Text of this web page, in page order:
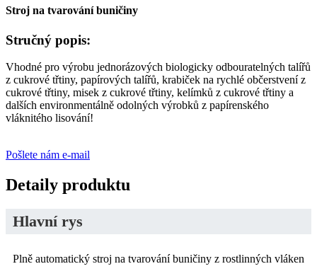
Stroj na tvarování buničiny
Stručný popis:
Vhodné pro výrobu jednorázových biologicky odbouratelných talířů
z cukrové třtiny, papírových talířů, krabiček na rychlé občerstvení z
cukrové třtiny, misek z cukrové třtiny, kelímků z cukrové třtiny a
dalších environmentálně odolných výrobků z papírenského
vláknitého lisování!
Pošlete nám e-mail
Detaily produktu
Hlavní rys
Plně automatický stroj na tvarování buničiny z rostlinných vláken